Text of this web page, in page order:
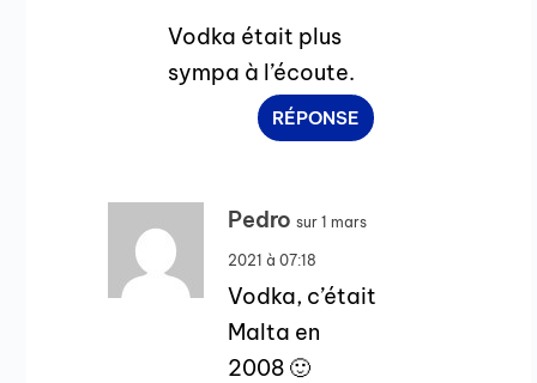
Vodka était plus
sympa à l’écoute.
RÉPONSE
Pedro sur 1 mars
2021 à 07:18
Vodka, c’était
Malta en
2008 🙂